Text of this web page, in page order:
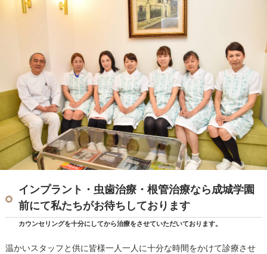
インプラント・虫歯治療・根管治療なら成城学園
前にて私たちがお待ちしております
カウンセリングを十分にしてから治療をさせていただいております。
温かいスタッフと供に皆様一人一人に十分な時間をかけて診療させ